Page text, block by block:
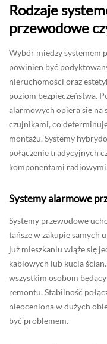
Rodzaje
przewodowe
Wybór między systemem
powinien być
nieruchomości oraz
poziom bezpieczeństwa.
alarmowych opiera się na
czujnikami, co
montażu. Systemy
połączenie tradycyjnych
komponentami radiowymi.
Systemy alarmowe
Systemy przewodowe
tańsze w zakupie samych
już mieszkaniu wiąże się
kablowych lub kucia
wszystkim osobom
remontu. Stabilność
nieoceniona w dużych
być problemem.